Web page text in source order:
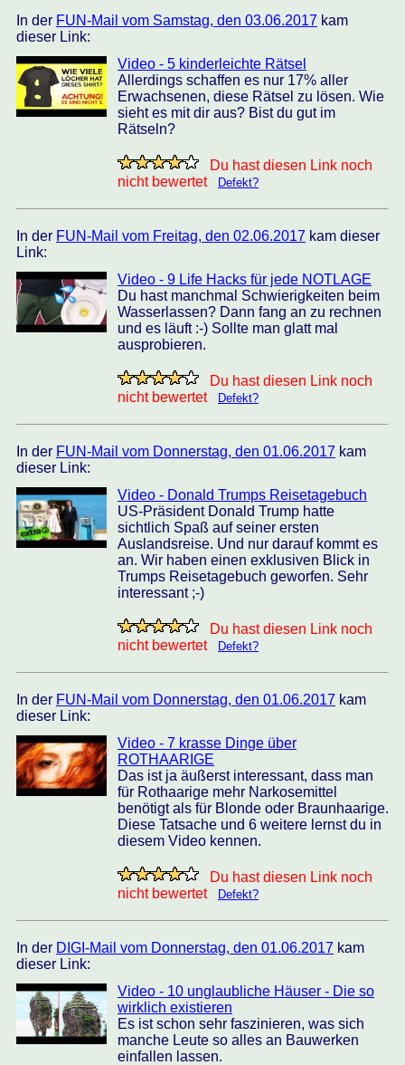
In der FUN-Mail vom Samstag, den 03.06.2017 kam
dieser Link:
Video - 5 kinderleichte Rätsel
Allerdings schaffen es nur 17% aller
Erwachsenen, diese Rätsel zu lösen. Wie
sieht es mit dir aus? Bist du gut im
Rätseln?
Du hast diesen Link noch
nicht bewertet
Defekt?
In der FUN-Mail vom Freitag, den 02.06.2017 kam dieser
Link:
Video - 9 Life Hacks für jede NOTLAGE
Du hast manchmal Schwierigkeiten beim
Wasserlassen? Dann fang an zu rechnen
und es läuft :-) Sollte man glatt mal
ausprobieren.
Du hast diesen Link noch
nicht bewertet
Defekt?
In der FUN-Mail vom Donnerstag, den 01.06.2017 kam
dieser Link:
Video - Donald Trumps Reisetagebuch
US-Präsident Donald Trump hatte
sichtlich Spaß auf seiner ersten
Auslandsreise. Und nur darauf kommt es
an. Wir haben einen exklusiven Blick in
Trumps Reisetagebuch geworfen. Sehr
interessant ;-)
Du hast diesen Link noch
nicht bewertet
Defekt?
In der FUN-Mail vom Donnerstag, den 01.06.2017 kam
dieser Link:
Video - 7 krasse Dinge über
ROTHAARIGE
Das ist ja äußerst interessant, dass man
für Rothaarige mehr Narkosemittel
benötigt als für Blonde oder Braunhaarige.
Diese Tatsache und 6 weitere lernst du in
diesem Video kennen.
Du hast diesen Link noch
nicht bewertet
Defekt?
In der DIGI-Mail vom Donnerstag, den 01.06.2017 kam
dieser Link:
Video - 10 unglaubliche Häuser - Die so
wirklich existieren
Es ist schon sehr faszinieren, was sich
manche Leute so alles an Bauwerken
einfallen lassen.